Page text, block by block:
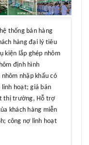
thống bán hàng
hàng đại lý tiêu
kiện lắp ghép nhôm
định hình
nhập khẩu có
hoạt; giá bán
thị trường, Hỗ trợ
khách hàng miễn
công nợ linh hoạt